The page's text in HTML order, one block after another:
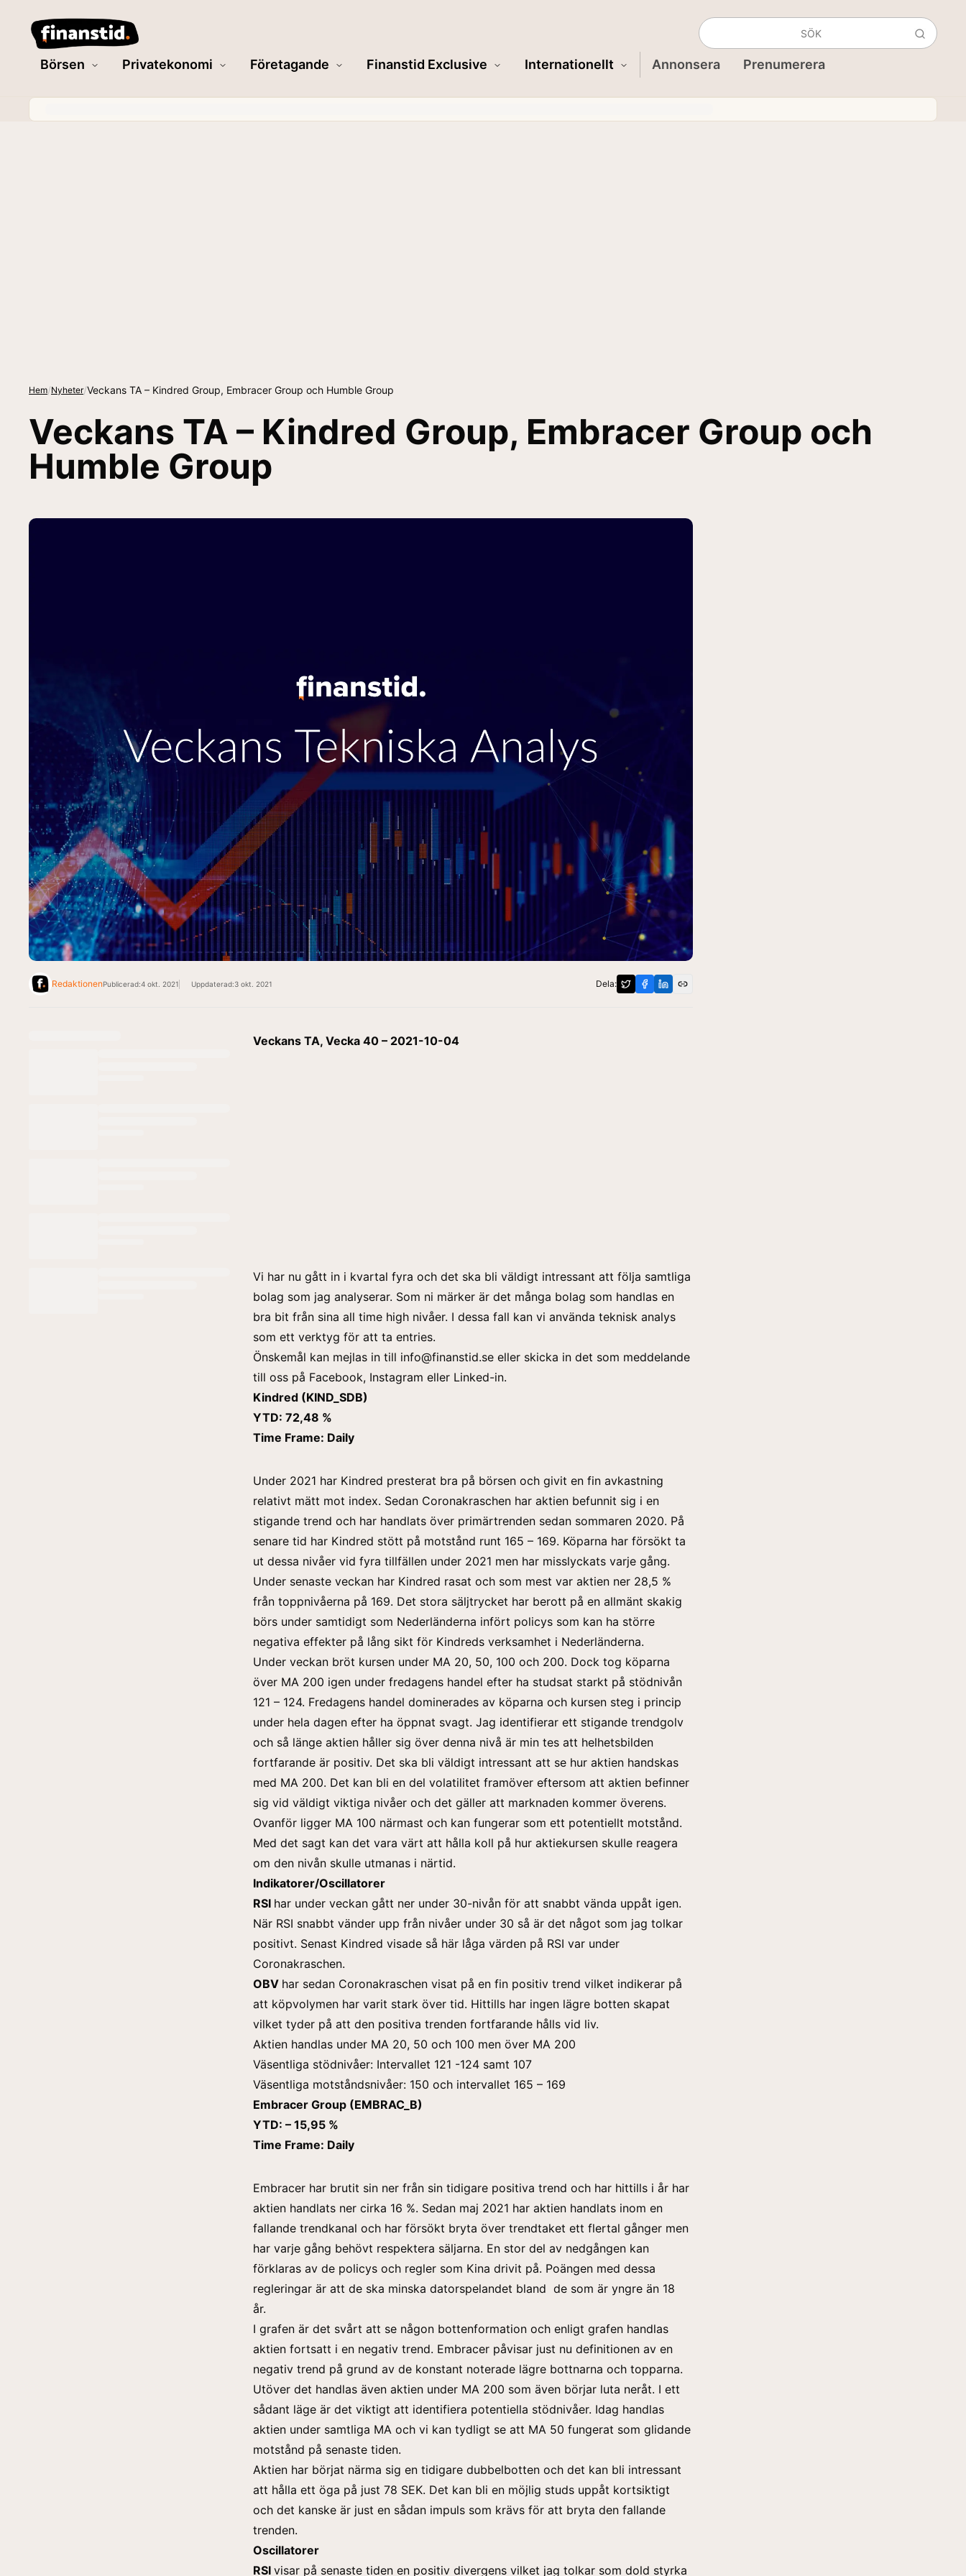
Börsen Privatekonomi Företagande Finanstid Exclusive Internationellt Annonsera Prenumerera
Hem/Nyheter/Veckans TA – Kindred Group, Embracer Group och Humble Group
Veckans TA – Kindred Group, Embracer Group och
Humble Group
RedaktionenPublicerad:4 okt. 2021 Uppdaterad:3 okt. 2021 Dela:
Veckans TA, Vecka 40 – 2021-10-04
Vi har nu gått in i kvartal fyra och det ska bli väldigt intressant att följa samtliga
bolag som jag analyserar. Som ni märker är det många bolag som handlas en
bra bit från sina all time high nivåer. I dessa fall kan vi använda teknisk analys
som ett verktyg för att ta entries.
Önskemål kan mejlas in till info@finanstid.se eller skicka in det som meddelande
till oss på Facebook, Instagram eller Linked-in.
Kindred (KIND_SDB)
YTD: 72,48 %
Time Frame: Daily
Under 2021 har Kindred presterat bra på börsen och givit en fin avkastning
relativt mätt mot index. Sedan Coronakraschen har aktien befunnit sig i en
stigande trend och har handlats över primärtrenden sedan sommaren 2020. På
senare tid har Kindred stött på motstånd runt 165 – 169. Köparna har försökt ta
ut dessa nivåer vid fyra tillfällen under 2021 men har misslyckats varje gång.
Under senaste veckan har Kindred rasat och som mest var aktien ner 28,5 %
från toppnivåerna på 169. Det stora säljtrycket har berott på en allmänt skakig
börs under samtidigt som Nederländerna infört policys som kan ha större
negativa effekter på lång sikt för Kindreds verksamhet i Nederländerna.
Under veckan bröt kursen under MA 20, 50, 100 och 200. Dock tog köparna
över MA 200 igen under fredagens handel efter ha studsat starkt på stödnivån
121 – 124. Fredagens handel dominerades av köparna och kursen steg i princip
under hela dagen efter ha öppnat svagt. Jag identifierar ett stigande trendgolv
och så länge aktien håller sig över denna nivå är min tes att helhetsbilden
fortfarande är positiv. Det ska bli väldigt intressant att se hur aktien handskas
med MA 200. Det kan bli en del volatilitet framöver eftersom att aktien befinner
sig vid väldigt viktiga nivåer och det gäller att marknaden kommer överens.
Ovanför ligger MA 100 närmast och kan fungerar som ett potentiellt motstånd.
Med det sagt kan det vara värt att hålla koll på hur aktiekursen skulle reagera
om den nivån skulle utmanas i närtid.
Indikatorer/Oscillatorer
RSI har under veckan gått ner under 30-nivån för att snabbt vända uppåt igen.
När RSI snabbt vänder upp från nivåer under 30 så är det något som jag tolkar
positivt. Senast Kindred visade så här låga värden på RSI var under
Coronakraschen.
OBV har sedan Coronakraschen visat på en fin positiv trend vilket indikerar på
att köpvolymen har varit stark över tid. Hittills har ingen lägre botten skapat
vilket tyder på att den positiva trenden fortfarande hålls vid liv.
Aktien handlas under MA 20, 50 och 100 men över MA 200
Väsentliga stödnivåer: Intervallet 121 -124 samt 107
Väsentliga motståndsnivåer: 150 och intervallet 165 – 169
Embracer Group (EMBRAC_B)
YTD: – 15,95 %
Time Frame: Daily
Embracer har brutit sin ner från sin tidigare positiva trend och har hittills i år har
aktien handlats ner cirka 16 %. Sedan maj 2021 har aktien handlats inom en
fallande trendkanal och har försökt bryta över trendtaket ett flertal gånger men
har varje gång behövt respektera säljarna. En stor del av nedgången kan
förklaras av de policys och regler som Kina drivit på. Poängen med dessa
regleringar är att de ska minska datorspelandet bland de som är yngre än 18
år.
I grafen är det svårt att se någon bottenformation och enligt grafen handlas
aktien fortsatt i en negativ trend. Embracer påvisar just nu definitionen av en
negativ trend på grund av de konstant noterade lägre bottnarna och topparna.
Utöver det handlas även aktien under MA 200 som även börjar luta neråt. I ett
sådant läge är det viktigt att identifiera potentiella stödnivåer. Idag handlas
aktien under samtliga MA och vi kan tydligt se att MA 50 fungerat som glidande
motstånd på senaste tiden.
Aktien har börjat närma sig en tidigare dubbelbotten och det kan bli intressant
att hålla ett öga på just 78 SEK. Det kan bli en möjlig studs uppåt kortsiktigt
och det kanske är just en sådan impuls som krävs för att bryta den fallande
trenden.
Oscillatorer
RSI visar på senaste tiden en positiv divergens vilket jag tolkar som dold styrka